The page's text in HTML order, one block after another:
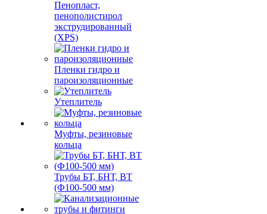
Пенопласт,
пенополистирол
экструдированный
(XPS)
Пленки гидро и
пароизоляционные
Утеплитель
Муфты, резиновые
кольца
Трубы БТ, БНТ, ВТ
(Ф100-500 мм)